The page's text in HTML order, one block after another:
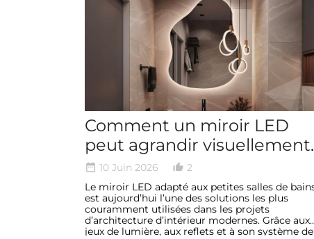
Comment un miroir LED
peut agrandir visuellement
une petite salle de bain
date_range 10 Juin 2026 thumb_up_alt 2
Le miroir LED adapté aux petites salles de
est aujourd’hui l’une des solutions les plus
couramment utilisées dans les projets
d’architecture d’intérieur modernes. Grâce aux
jeux de lumière, aux reflets et à son système de